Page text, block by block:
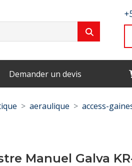
Demander un devis
aeraulique access-
Manuel Galva